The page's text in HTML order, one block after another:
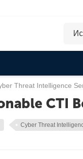
Threat Intelligence
CTI
Cyber Threat